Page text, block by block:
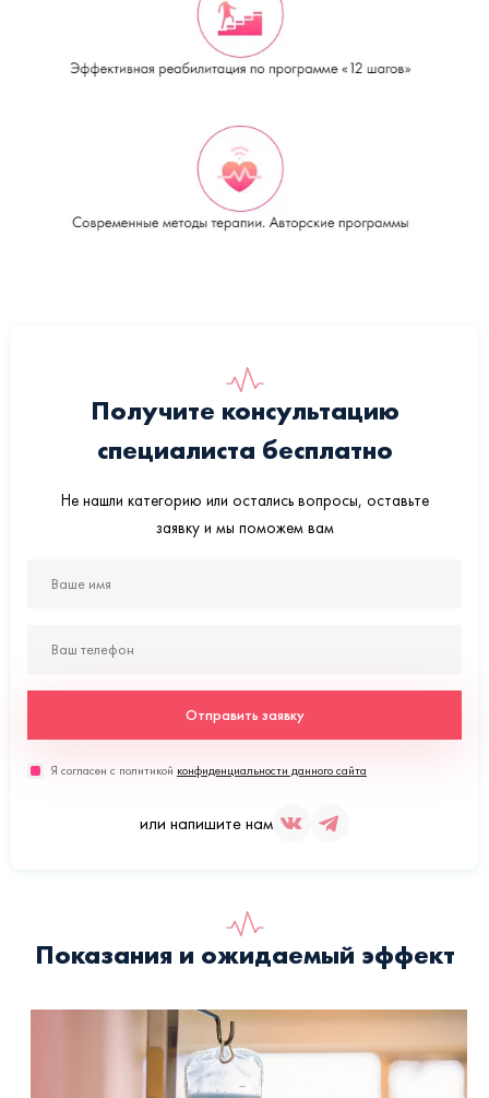
Получите консультацию
специалиста бесплатно
Не нашли категорию или остались вопросы, оставьте
заявку и мы поможем вам
Отправить заявку
Я согласен с политикой конфиденциальности данного сайта
или напишите нам
Показания и ожидаемый эффект